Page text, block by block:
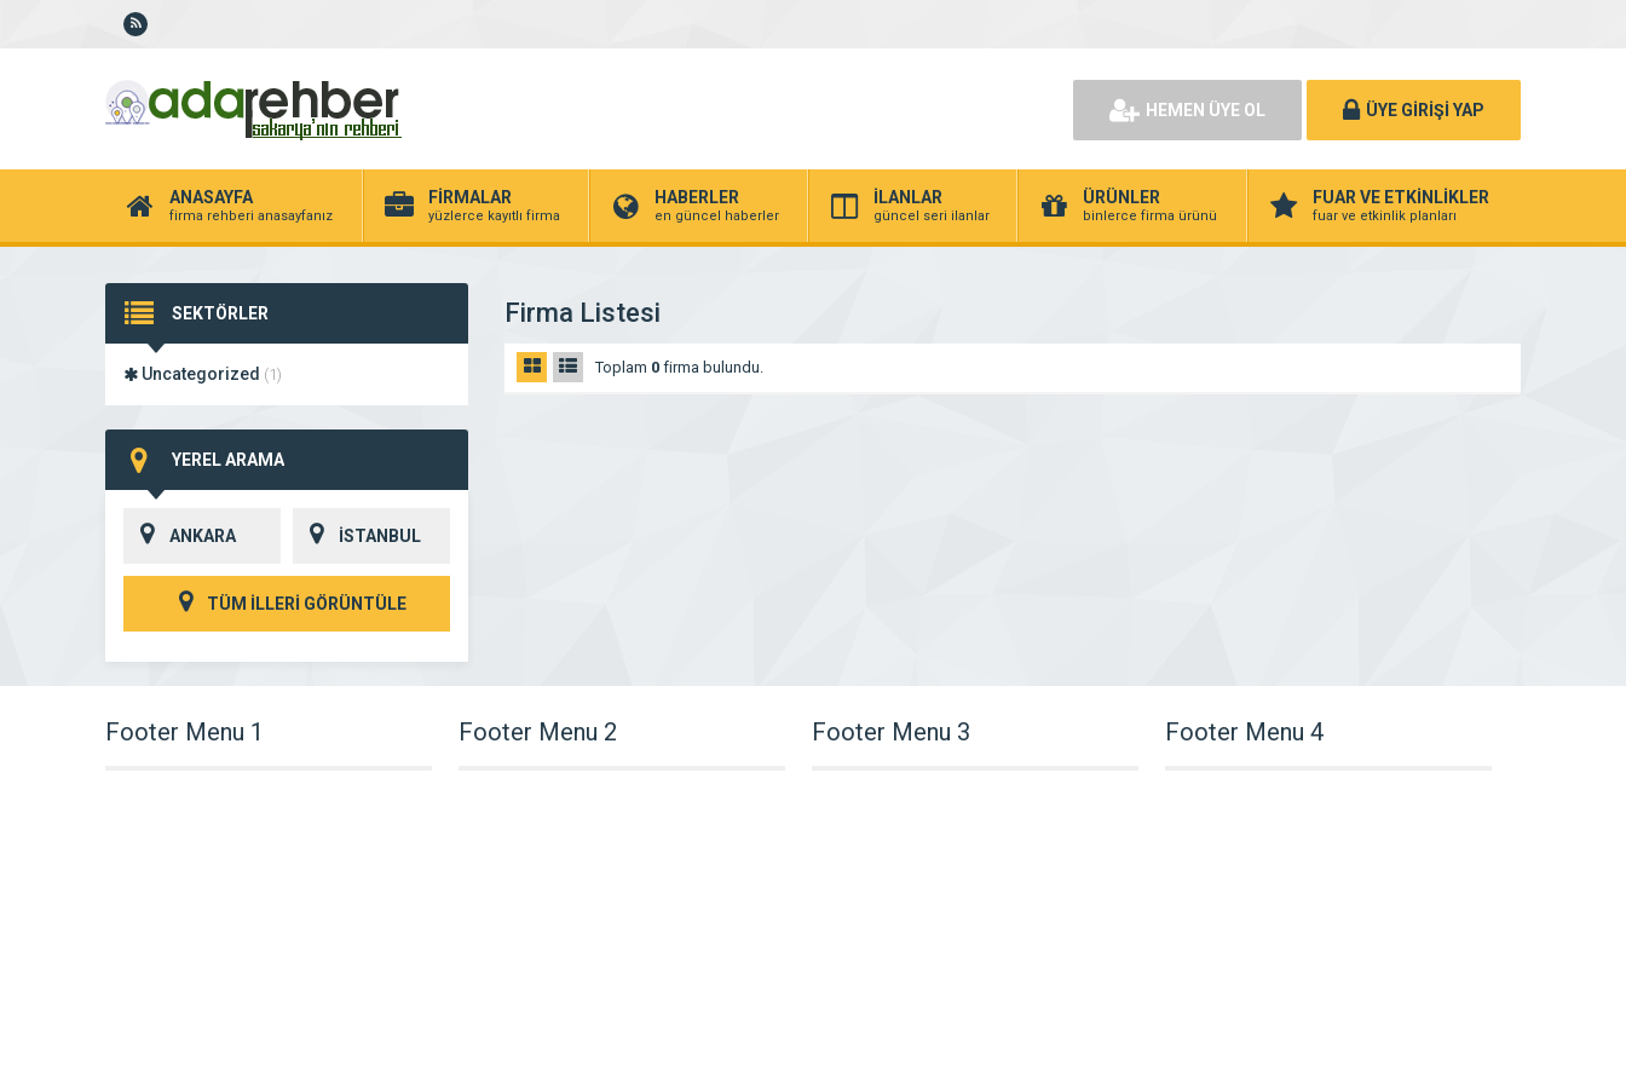
HEMEN ÜYE OL ÜYE GİRİŞİ YAP
ANASAYFA
firma rehberi anasayfanız
FİRMALAR
yüzlerce kayıtlı firma
HABERLER
en güncel haberler
İLANLAR
güncel seri ilanlar
ÜRÜNLER
binlerce firma ürünü
FUAR VE ETKİNLİKLER
fuar ve etkinlik planları
SEKTÖRLER
Uncategorized (1)
YEREL ARAMA
ANKARA İSTANBUL
TÜM İLLERİ GÖRÜNTÜLE
Firma Listesi
Toplam 0 firma bulundu.
Footer Menu 1 Footer Menu 2 Footer Menu 3 Footer Menu 4